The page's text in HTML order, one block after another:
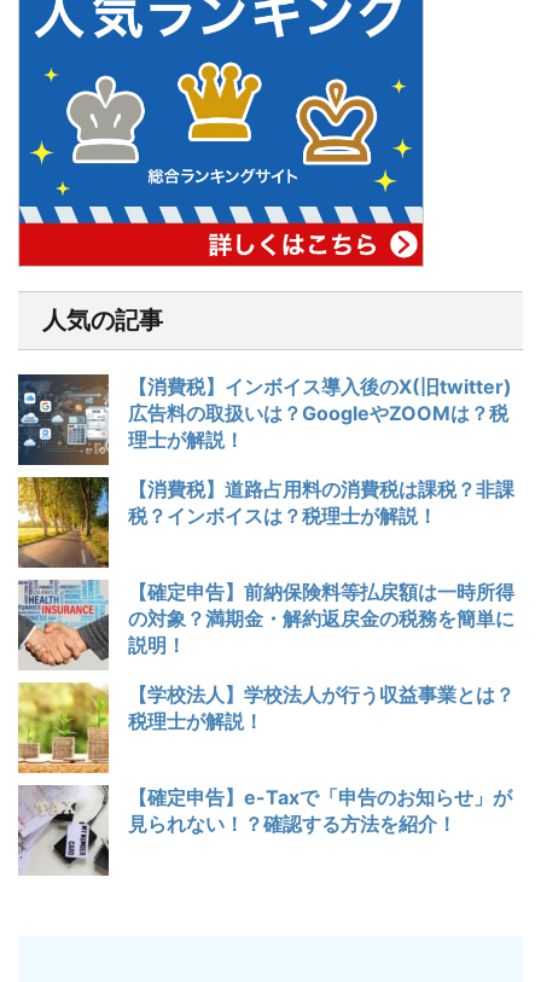
人気の記事
【消費税】インボイス導入後のX(旧twitter)
広告料の取扱いは？GoogleやZOOMは？税
理士が解説！
【消費税】道路占用料の消費税は課税？非課
税？インボイスは？税理士が解説！
【確定申告】前納保険料等払戻額は一時所得
の対象？満期金・解約返戻金の税務を簡単に
説明！
【学校法人】学校法人が行う収益事業とは？
税理士が解説！
【確定申告】e-Taxで「申告のお知らせ」が
見られない！？確認する方法を紹介！